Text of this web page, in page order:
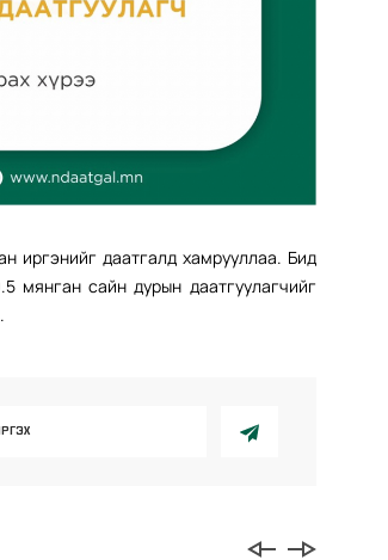
иргэнийг даатгалд хамрууллаа. Бид
мянган сайн дурын даатгуулагчийг